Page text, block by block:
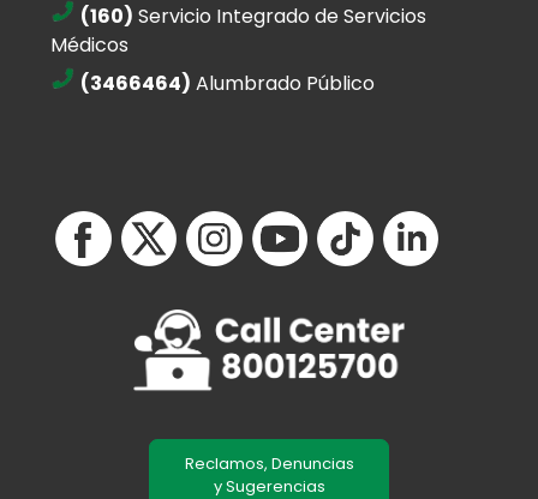
(160) Servicio Integrado de Servicios
Médicos
(3466464) Alumbrado Público
Reclamos, Denuncias
y Sugerencias